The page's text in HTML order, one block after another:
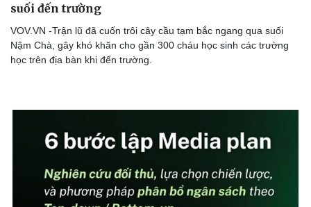
Thế giới thể thao
eSports
suối đến trường
VOV.VN -Trận lũ đã cuốn trôi cây cầu tạm bắc ngang qua suối
Nậm Chà, gây khó khăn cho gần 300 cháu học sinh các trường
học trên địa bàn khi đến trường.